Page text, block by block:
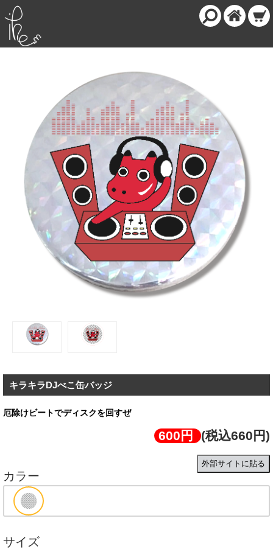
キラキラDJべこ缶バッジ
厄除けビートでディスクを回すぜ
600円 (税込660円)
外部サイトに貼る
カラー
サイズ